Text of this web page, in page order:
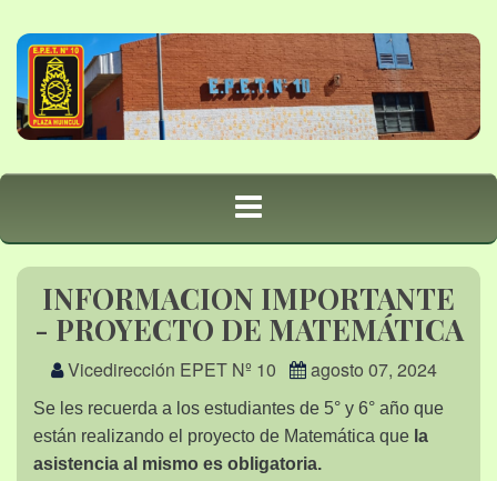
INFORMACION IMPORTANTE
- PROYECTO DE MATEMÁTICA
Vicedirección EPET Nº 10 agosto 07, 2024
Se les recuerda a los estudiantes de 5° y 6° año que
están realizando el proyecto de Matemática que la
asistencia al mismo es obligatoria.